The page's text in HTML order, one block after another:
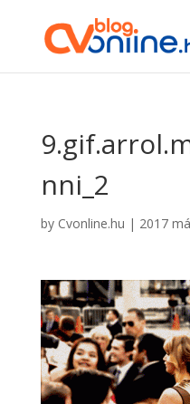
nni_2
by Cvonline.hu | 2017